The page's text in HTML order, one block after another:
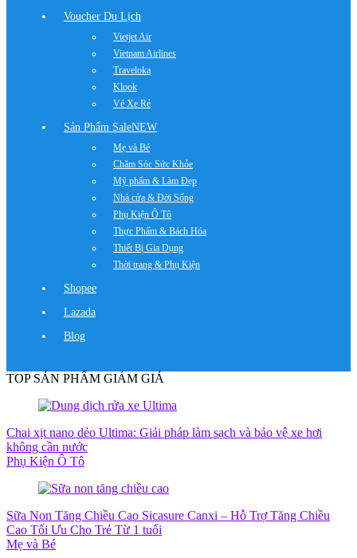
Voucher Du Lịch
Vietjet Air
Vietnam Airlines
Traveloka
Klook
Vé Xe Rẻ
Sản Phẩm SaleNEW
Mẹ và Bé
Chăm Sóc Sức Khỏe
Mỹ phẩm & Làm Đẹp
Nhà cửa & Đời Sống
Phụ Kiện Ô Tô
Thực Phẩm & Bách Hóa
Thiết Bị Gia Dụng
Thời trang & Phụ Kiện
Shopee
Lazada
Blog
TOP SẢN PHẨM GIẢM GIÁ
Chai xịt nano dẻo Ultima: Giải pháp làm sạch và bảo vệ xe hơi
không cần nước
Phụ Kiện Ô Tô
Sữa Non Tăng Chiều Cao Sicasure Canxi – Hỗ Trợ Tăng Chiều
Cao Tối Ưu Cho Trẻ Từ 1 tuổi
Mẹ và Bé